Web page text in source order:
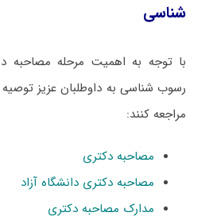
شناسی
با توجه به اهمیت مرحله مصاحبه
رسوب شناسی به داوطلبان عزیز توصیه
مراجعه کنند:
مصاحبه دکتری
مصاحبه دکتری دانشگاه آزاد
مدارک مصاحبه دکتری